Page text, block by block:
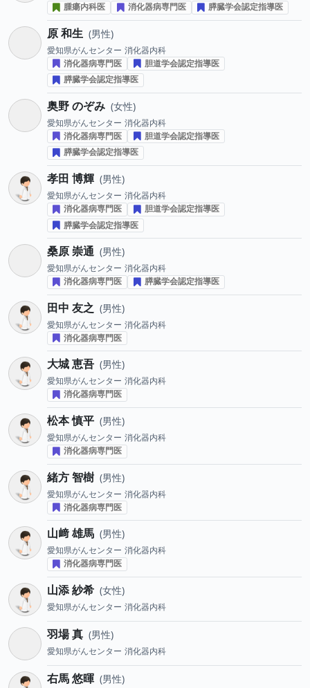
腫瘍内科医
消化器病専門医 膵臓学会認定指導医
原 和生 男性
愛知県がんセンター 消化器内科
消化器病専門医
胆道学会認定指導医
膵臓学会認定指導医
奥野 のぞみ 女性
愛知県がんセンター 消化器内科
消化器病専門医
胆道学会認定指導医
膵臓学会認定指導医
孝田 博輝 男性
愛知県がんセンター 消化器内科
消化器病専門医
胆道学会認定指導医
膵臓学会認定指導医
桑原 崇通 男性
愛知県がんセンター 消化器内科
消化器病専門医
膵臓学会認定指導医
田中 友之 男性
愛知県がんセンター 消化器内科
消化器病専門医
大城 恵吾 男性
愛知県がんセンター 消化器内科
消化器病専門医
松本 慎平 男性
愛知県がんセンター 消化器内科
消化器病専門医
緒方 智樹 男性
愛知県がんセンター 消化器内科
消化器病専門医
山﨑 雄馬 男性
愛知県がんセンター 消化器内科
消化器病専門医
山添 紗希 女性
愛知県がんセンター 消化器内科
羽場 真 男性
愛知県がんセンター 消化器内科
右馬 悠暉 男性